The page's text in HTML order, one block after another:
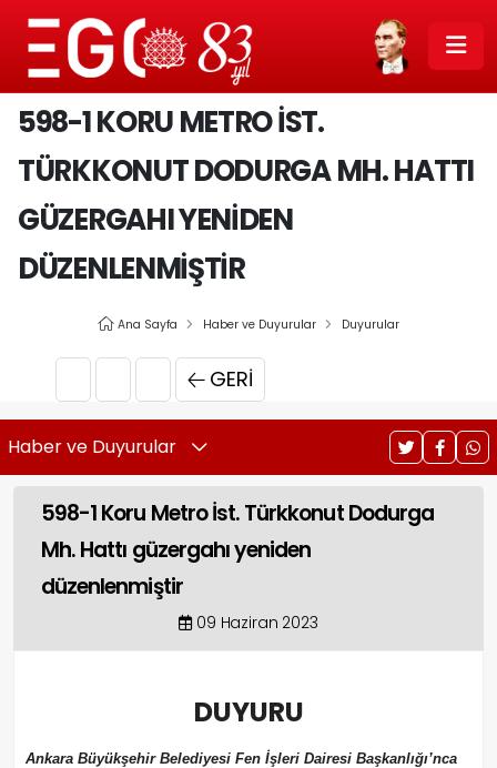
598-1 KORU METRO İST.
TÜRKKONUT DODURGA MH. HATTI
GÜZERGAHI YENIDEN
DÜZENLENMIŞTIR
Ana Sayfa Haber ve Duyurular Duyurular
GERI
Haber ve Duyurular
598-1 Koru Metro İst. Türkkonut Dodurga
Mh. Hattı güzergahı yeniden
düzenlenmiştir
09 Haziran 2023
DUYURU
Ankara Büyükşehir Belediyesi Fen İşleri Dairesi Başkanlığı’nca